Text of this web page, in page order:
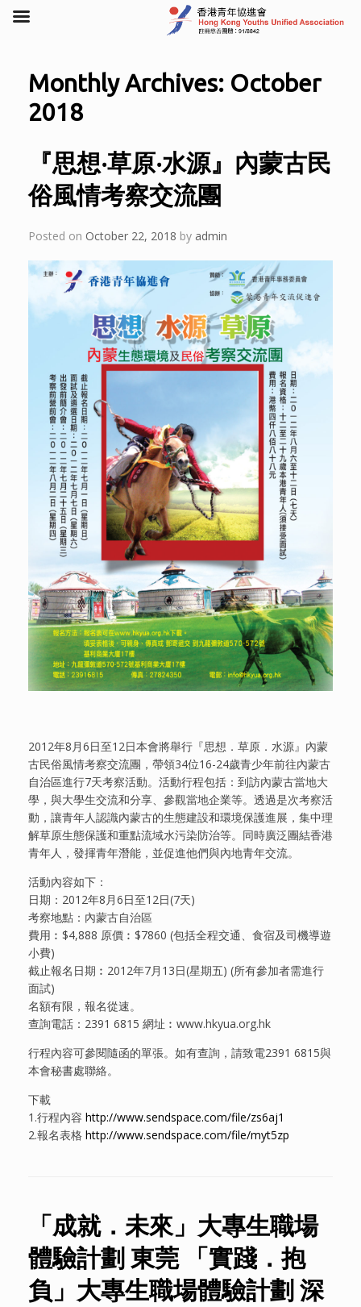
contentMonthly Archives: October
2018
『思想‧草原‧水源』內蒙古民
俗風情考察交流團
Posted on October 22, 2018 by admin
2012年8月6日至12日本會將舉行『思想．草原．水源』內蒙
古民俗風情考察交流團，帶領34位16-24歲青少年前往內蒙古
自治區進行7天考察活動。活動行程包括：到訪內蒙古當地大
學，與大學生交流和分享、參觀當地企業等。透過是次考察活
動，讓青年人認識內蒙古的生態建設和環境保護進展，集中理
解草原生態保護和重點流域水污染防治等。同時廣泛團結香港
青年人，發揮青年潛能，並促進他們與內地青年交流。
活動內容如下：
日期：2012年8月6日至12日(7天)
考察地點：內蒙古自治區
費用︰$4,888 原價︰$7860 (包括全程交通、食宿及司機導遊
小費)
截止報名日期︰2012年7月13日(星期五) (所有參加者需進行
面試)
名額有限，報名從速。
查詢電話：2391 6815 網址︰www.hkyua.org.hk
行程內容可參閱隨函的單張。如有查詢，請致電2391 6815與
本會秘書處聯絡。
下載
1.行程內容 http://www.sendspace.com/file/zs6aj1
2.報名表格 http://www.sendspace.com/file/myt5zp
「成就．未來」大專生職場
體驗計劃 東莞 「實踐．抱
負」大專生職場體驗計劃 深